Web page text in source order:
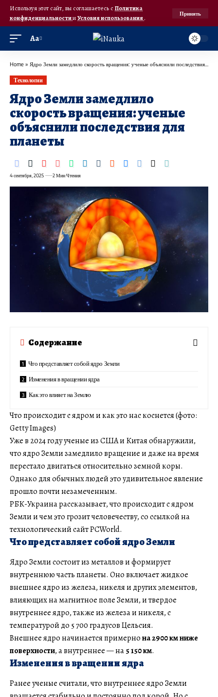
Используя этот сайт, вы соглашаетесь с Политика
конфиденциальностииУсловия использования.
Принять
Аа
Home » Ядро Земли замедлило скорость вращения: ученые объяснили последствия для планеты
Технологии
Ядро Земли замедлило
скорость вращения: ученые
объяснили последствия для
планеты
4 сентября, 2025 2 Мин Чтения
Содержание
Что представляет собой ядро Земли
Изменения в вращении ядра
Как это влияет на Землю
Что происходит с ядром и как это нас коснется (фото:
Getty Images)
Уже в 2024 году ученые из США и Китая обнаружили,
что ядро Земли замедлило вращение и даже на время
перестало двигаться относительно земной коры.
Однако для обычных людей это удивительное явление
прошло почти незамеченным.
РБК-Украина рассказывает, что происходит с ядром
Земли и чем это грозит человечеству, со ссылкой на
технологический сайт PCWorld.
Что представляет собой ядро Земли
Ядро Земли состоит из металлов и формирует
внутреннюю часть планеты. Оно включает жидкое
внешнее ядро из железа, никеля и других элементов,
влияющих на магнитное поле Земли, и твердое
внутреннее ядро, также из железа и никеля, с
температурой до 5 700 градусов Цельсия.
Внешнее ядро начинается примернона 2900 км ниже
поверхности, а внутреннее — на5 150 км.
Изменения в вращении ядра
Ранее ученые считали, что внутреннее ядро Земли